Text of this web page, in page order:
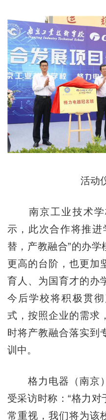
活动
南京工业技术学
示，此次合作将推进
替，产教融合”的办
更高的台阶，也更加
育人、为国育才的办
今后学校将积极贯
式，按照企业的需求
时将产教融合落实到
训中。
格力电器（南京）
受采访时称：“格力
常重视，我们将为该